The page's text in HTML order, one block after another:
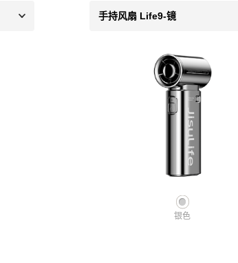
手持风扇 Life9-镜
银色